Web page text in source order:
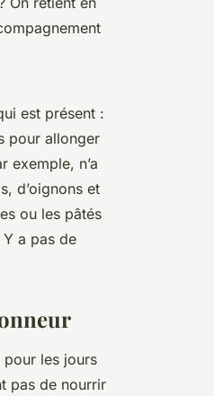
est présent :
pour allonger
exemple, n’a
d’oignons et
ou les pâtés
a pas de
pour les jours
pas de nourrir